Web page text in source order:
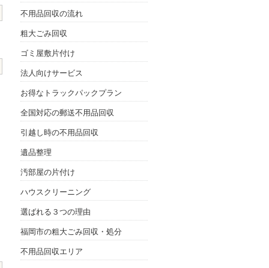
不用品回収の流れ
粗大ごみ回収
ゴミ屋敷片付け
法人向けサービス
お得なトラックパックプラン
全国対応の郵送不用品回収
引越し時の不用品回収
遺品整理
汚部屋の片付け
ハウスクリーニング
選ばれる３つの理由
福岡市の粗大ごみ回収・処分
不用品回収エリア